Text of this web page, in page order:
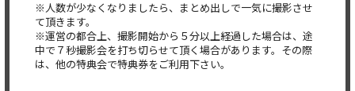
※人数が少なくなりましたら、まとめ出しで一気に撮影させ
て頂きます。
※運営の都合上、撮影開始から５分以上経過した場合は、途
中で７秒撮影会を打ち切らせて頂く場合があります。その際
は、他の特典会で特典券をご利用下さい。